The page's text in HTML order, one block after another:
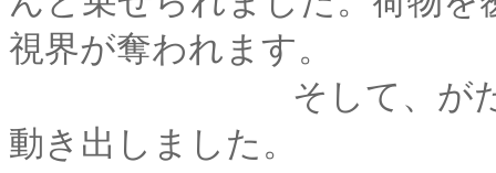
視界が奪われます。
そして、がたりと大
動き出しました。